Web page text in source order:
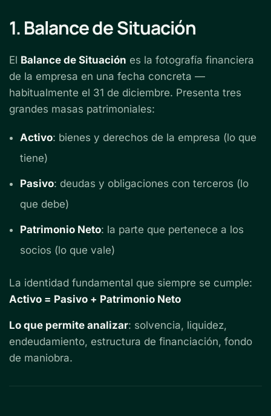
1. Balance de Situación
El Balance de Situación es la fotografía financiera
de la empresa en una fecha concreta —
habitualmente el 31 de diciembre. Presenta tres
grandes masas patrimoniales:
Activo: bienes y derechos de la empresa (lo que
tiene)
Pasivo: deudas y obligaciones con terceros (lo
que debe)
Patrimonio Neto: la parte que pertenece a los
socios (lo que vale)
La identidad fundamental que siempre se cumple:
Activo = Pasivo + Patrimonio Neto
Lo que permite analizar: solvencia, liquidez,
endeudamiento, estructura de financiación, fondo
de maniobra.